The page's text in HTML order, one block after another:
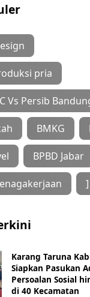
pria
Vs Persib
BMKG
BPBD Jabar
]
Karang Taruna
Siapkan Pasukan
Persoalan Sosial
di 40 Kecamatan